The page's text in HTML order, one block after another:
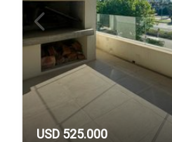
USD 525.000